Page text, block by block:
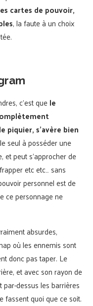
cartes de pouvoir,
, la faute à un choix
c’est quele
le piquier, s’avère bien
seul à posséder une
et peut s’approcher de
etc etc… sans
personnel est de
ce personnage ne
absurdes,
où les ennemis sont
donc pas taper. Le
et avec son rayon de
dessus les barrières
fassent quoi que ce soit.